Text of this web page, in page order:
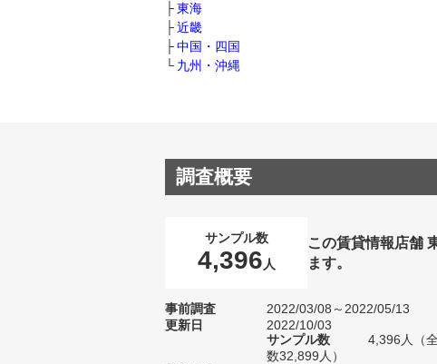
東海
近畿
中国・四国
九州・沖縄
調査概要
サンプル数
4,396 人
この賃貸情報店舗
ます。
事前調査
2022/03/08～2022/05/13
更新日
2022/10/03
サンプル数
4,396人（
数32,899人）